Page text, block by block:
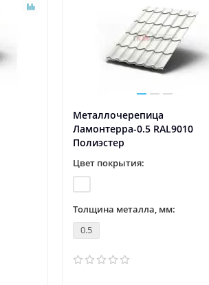
Металлочерепица
Ламонтерра-0.5 RAL9010
Полиэстер
Цвет покрытия:
Толщина металла, мм:
0.5